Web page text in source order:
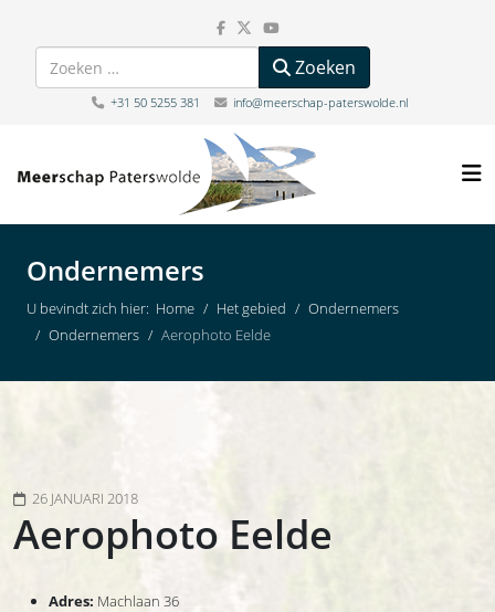
Zoeken Zoeken
+31 50 5255 381 info@meerschap-paterswolde.nl
Ondernemers
U bevindt zich hier: Home Het gebied
Ondernemers
Ondernemers
Aerophoto Eelde
26 JANUARI 2018
Aerophoto Eelde
Adres: Machlaan 36